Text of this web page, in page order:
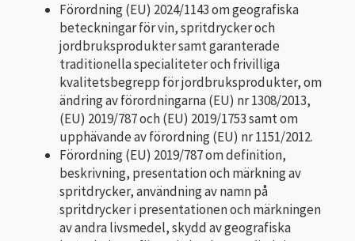
Förordning (EU) 2024/1143om geografiska
beteckningar för vin, spritdrycker och
jordbruksprodukter samt garanterade
traditionella specialiteter och frivilliga
kvalitetsbegrepp för jordbruksprodukter, om
ändring av förordningarna (EU) nr 1308/2013,
(EU) 2019/787 och (EU) 2019/1753 samt om
upphävande av förordning (EU) nr 1151/2012.
Förordning (EU) 2019/787 om definition,
beskrivning, presentation och märkning av
spritdrycker, användning av namn på
spritdrycker i presentationen och märkningen
av andra livsmedel, skydd av geografiska